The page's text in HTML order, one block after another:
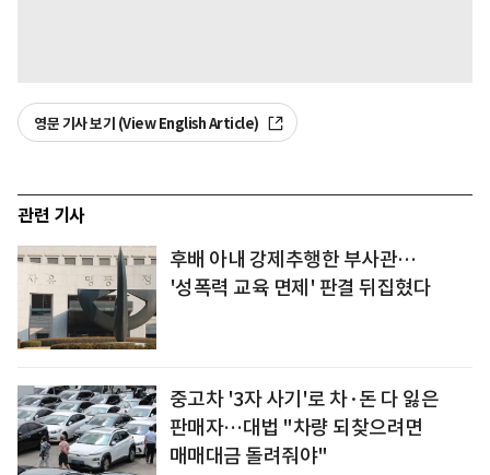
영문 기사 보기 (View English Article)
관련 기사
후배 아내 강제추행한 부사관…
'성폭력 교육 면제' 판결 뒤집혔다
중고차 '3자 사기'로 차·돈 다 잃은
판매자…대법 "차량 되찾으려면
매매대금 돌려줘야"